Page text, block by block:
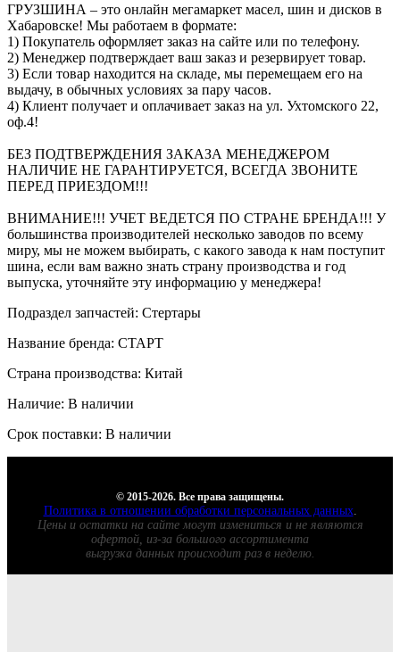
ГРУЗШИНА – это онлайн мегамаркет масел, шин и дисков в
Хабаровске! Мы работаем в формате:
1) Покупатель оформляет заказ на сайте или по телефону.
2) Менеджер подтверждает ваш заказ и резервирует товар.
3) Если товар находится на складе, мы перемещаем его на
выдачу, в обычных условиях за пару часов.
4) Клиент получает и оплачивает заказ на ул. Ухтомского 22,
оф.4!
БЕЗ ПОДТВЕРЖДЕНИЯ ЗАКАЗА МЕНЕДЖЕРОМ
НАЛИЧИЕ НЕ ГАРАНТИРУЕТСЯ, ВСЕГДА ЗВОНИТЕ
ПЕРЕД ПРИЕЗДОМ!!!
ВНИМАНИЕ!!! УЧЕТ ВЕДЕТСЯ ПО СТРАНЕ БРЕНДА!!! У
большинства производителей несколько заводов по всему
миру, мы не можем выбирать, с какого завода к нам поступит
шина, если вам важно знать страну производства и год
выпуска, уточняйте эту информацию у менеджера!
Подраздел запчастей: Стертары
Название бренда: СТАРТ
Страна производства: Китай
Наличие: В наличии
Срок поставки: В наличии
© 2015-2026. Все права защищены.
Политика в отношении обработки персональных данных.
Цены и остатки на сайте могут измениться и не являются
офертой, из-за большого ассортимента
выгрузка данных происходит раз в неделю.